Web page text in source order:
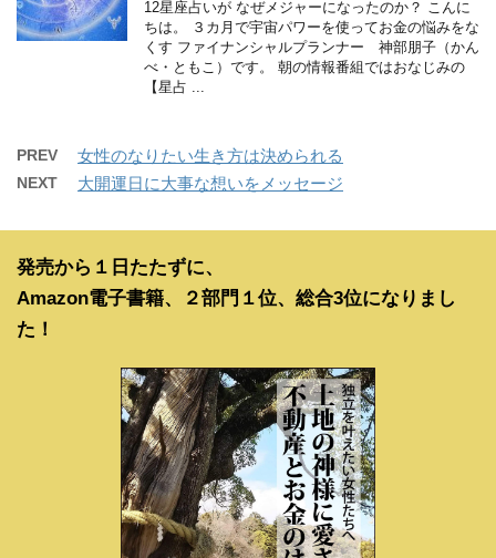
12星座占いが なぜメジャーになったのか？ こんに
ちは。 ３カ月で宇宙パワーを使ってお金の悩みをな
くす ファイナンシャルプランナー 神部朋子（かん
べ・ともこ）です。 朝の情報番組ではおなじみの
【星占 ...
PREV 女性のなりたい生き方は決められる
NEXT 大開運日に大事な想いをメッセージ
発売から１日たたずに、
Amazon電子書籍、２部門１位、総合3位になりまし
た！